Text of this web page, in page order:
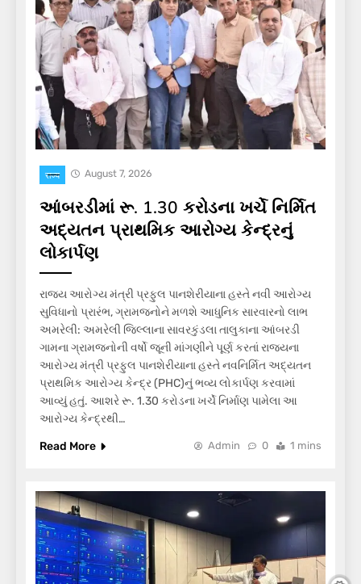
राज्य August 7, 2026
આંબરડીમાં રૂ. 1.30 કરોડના ખર્ચે નિર્મિત
અદ્યતન પ્રાથમિક આરોગ્ય કેન્દ્રનું
લોકાર્પણ
રાજ્ય આરોગ્ય મંત્રી પ્રફુલ પાનશેરીયાના હસ્તે નવી આરોગ્ય
સુવિધાનો પ્રારંભ, ગ્રામજનોને મળશે આધુનિક સારવારનો લાભ
અમરેલી: અમરેલી જિલ્લાના સાવરકુંડલા તાલુકાના આંબરડી
ગામના ગ્રામજનોની વર્ષો જૂની માંગણીને પૂર્ણ કરતાં રાજ્યના
આરોગ્ય મંત્રી પ્રફુલ પાનશેરીયાના હસ્તે નવનિર્મિત અદ્યતન
પ્રાથમિક આરોગ્ય કેન્દ્ર (PHC)નું ભવ્ય લોકાર્પણ કરવામાં
આવ્યું હતું. આશરે રૂ. 1.30 કરોડના ખર્ચે નિર્માણ પામેલા આ
આરોગ્ય કેન્દ્રથી…
Read More
Admin 0 1 mins